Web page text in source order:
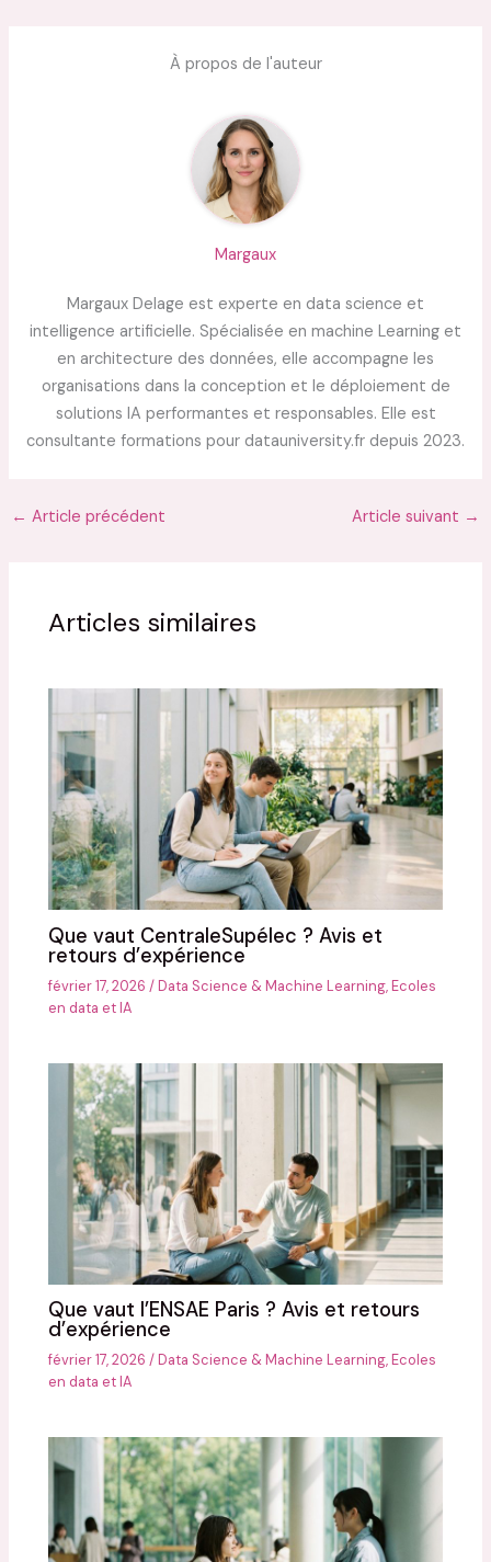
À propos de l'auteur
Margaux
Margaux Delage est experte en data science et
intelligence artificielle. Spécialisée en machine Learning et
en architecture des données, elle accompagne les
organisations dans la conception et le déploiement de
solutions IA performantes et responsables. Elle est
consultante formations pour datauniversity.fr depuis 2023.
← Article précédent Article suivant →
Articles similaires
Que vaut CentraleSupélec ? Avis et
retours d’expérience
février 17, 2026/Data Science & Machine Learning,Ecoles
en data et IA
Que vaut l’ENSAE Paris ? Avis et retours
d’expérience
février 17, 2026/Data Science & Machine Learning,Ecoles
en data et IA